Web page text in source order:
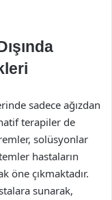
sadece ağızdan
terapiler de
solüsyonlar
hastaların
öne çıkmaktadır.
sunarak,